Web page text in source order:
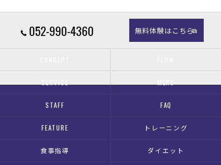
052-990-4360 無料体験はこちら
SERVICE MENU
STAFF FAQ
FEATURE トレーニング
食事指導 ダイエット